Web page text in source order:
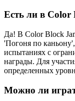
Есть ли в Color
Да! В Color Block
'Погоня по каньону',
испытаниях с
награды. Для
определенных
Можно ли